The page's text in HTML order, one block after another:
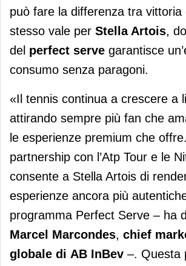
può fare la differenza tra
stesso vale per Stella Artois,
del perfect serve garantisce
consumo senza paragoni.
«Il tennis continua a crescere a
attirando sempre più fan che
le esperienze premium che
partnership con l’Atp Tour e le
consente a Stella Artois di
esperienze ancora più
programma Perfect Serve – ha
Marcel Marcondes, chief
globale di AB InBev –. Questa